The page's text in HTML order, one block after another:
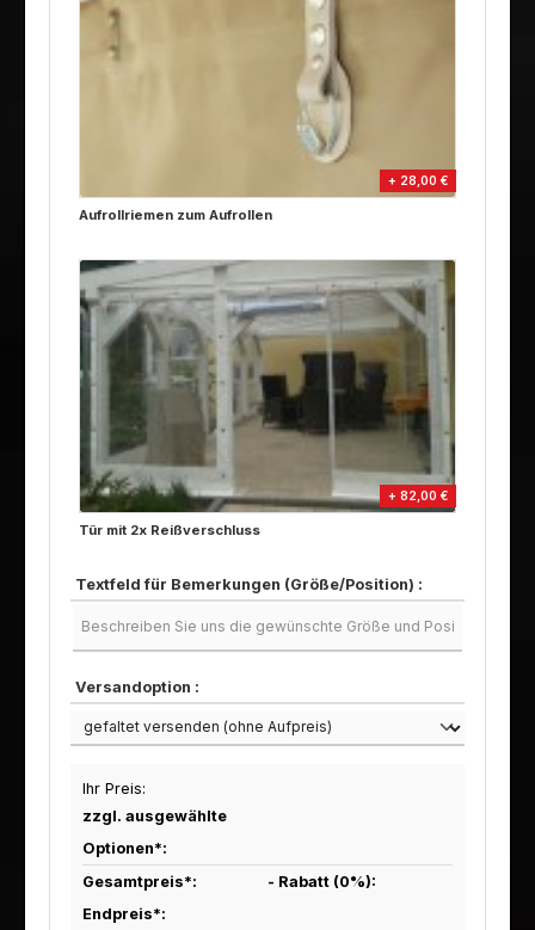
+ 28,00 €
Aufrollriemen zum Aufrollen
+ 82,00 €
Tür mit 2x Reißverschluss
Textfeld für Bemerkungen (Größe/Position) :
Versandoption :
Ihr Preis:
zzgl. ausgewählte
Optionen*:
Gesamtpreis*:
- Rabatt (0%):
Endpreis*: